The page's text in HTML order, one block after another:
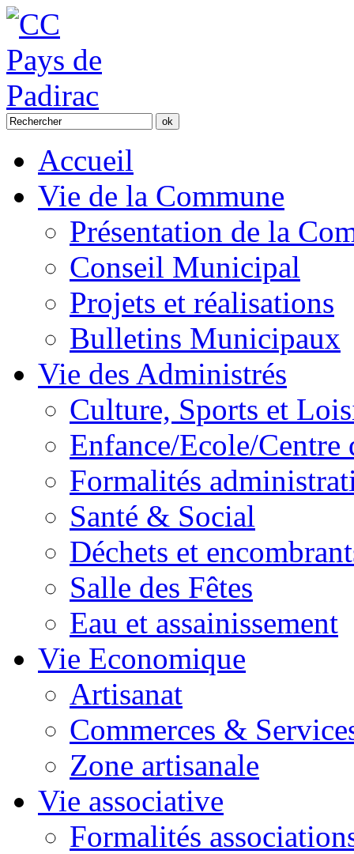
Accueil
Vie de la Commune
Présentation de la
Conseil Municipal
Projets et réalisations
Bulletins Municipaux
Vie des Administrés
Culture, Sports et
Enfance/Ecole/Centre
Formalités
Santé & Social
Déchets et
Salle des Fêtes
Eau et assainissement
Vie Economique
Artisanat
Commerces &
Zone artisanale
Vie associative
Formalités